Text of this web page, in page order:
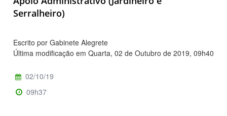
Serralheiro)
Escrito por Gabinete Alegrete
Última modificação em Quarta, 02 de Outubro de 2019, 09h40
02/10/19
09h37